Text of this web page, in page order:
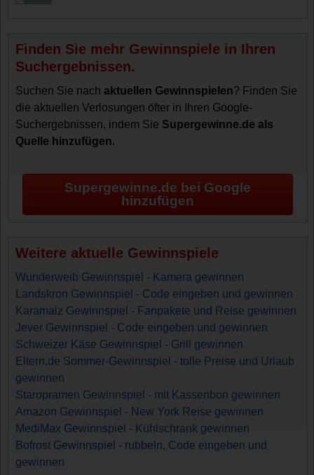
Finden Sie mehr Gewinnspiele in Ihren
Suchergebnissen.
Suchen Sie nachaktuellen Gewinnspielen? Finden Sie
die aktuellen Verlosungen öfter in Ihren Google-
Suchergebnissen, indem Sie Supergewinne.de als
Quelle hinzufügen.
Supergewinne.de bei Google
hinzufügen
Weitere aktuelle Gewinnspiele
Wunderweib Gewinnspiel - Kamera gewinnen
Landskron Gewinnspiel - Code eingeben und gewinnen
Karamalz Gewinnspiel - Fanpakete und Reise gewinnen
Jever Gewinnspiel - Code eingeben und gewinnen
Schweizer Käse Gewinnspiel - Grill gewinnen
Eltern.de Sommer-Gewinnspiel - tolle Preise und Urlaub
gewinnen
Staropramen Gewinnspiel - mit Kassenbon gewinnen
Amazon Gewinnspiel - New York Reise gewinnen
MediMax Gewinnspiel - Kühlschrank gewinnen
Bofrost Gewinnspiel - rubbeln, Code eingeben und
gewinnen